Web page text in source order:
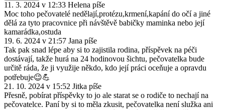
11. 3. 2024 v 12:33 Helena píše
Moc toho pečovatelé nedělají,protézu,krmení,kapání do očí a jiné
dělá za tyto pracovnice při návštěvě babičky maminka nebo její
kamarádka,ostuda
19. 6. 2024 v 21:57 Jana píše
Tak pak snad lépe aby si to zajistila rodina, příspěvek na péči
dostávají, takže hurá na 24 hodinovou šichtu, pečovatelka bude
určitě ráda, že ji využije někdo, kdo její práci oceňuje a opravdu
potřebuje😉💪
21. 10. 2024 v 15:52 Jitka píše
Přesně, pobírat příspěvky to jo ale starat se o rodiče to nechají na
pečovatelce. Paní by si to měla zkusit, pečovatelka není služka ani